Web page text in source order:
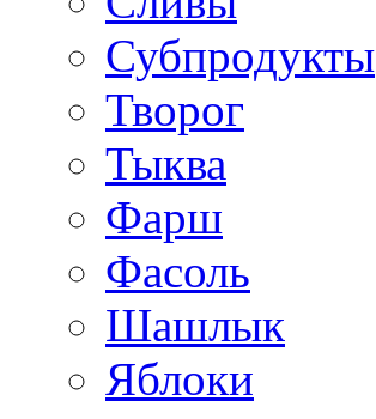
Субпродукты
Творог
Тыква
Фарш
Фасоль
Шашлык
Яблоки